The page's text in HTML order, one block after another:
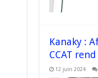
Kanaky :
CCAT
12 juin 2024